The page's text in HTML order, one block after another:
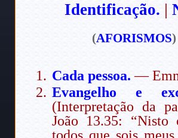
Identificação. |
(AFORISMOS)
Cada pessoa. —
Evangelho e
(Interpretação da
João 13.35: “Nisto